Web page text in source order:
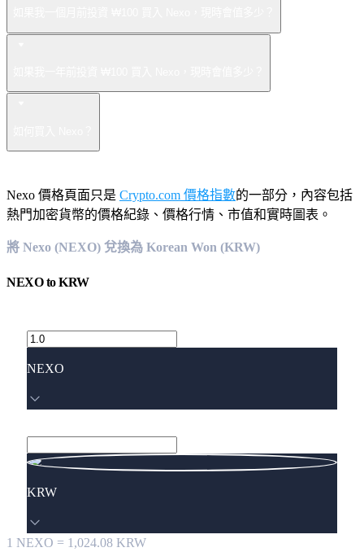
Nexo 價格頁面只是 Crypto.com 價格指數的一部分，內容包括
熱門加密貨幣的價格紀錄、價格行情、市值和實時圖表。
將 Nexo (NEXO) 兌換為 Korean Won (KRW)
NEXOtoKRW
NEXO
KRW
1 NEXO = 1,024.08 KRW